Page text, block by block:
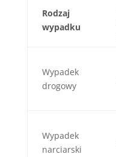
Rodzaj
wypadku
Wypadek
drogowy
Wypadek
narciarski